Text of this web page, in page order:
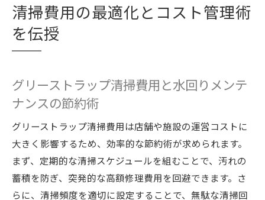
清掃費用の最適化とコスト管理術
を伝授
グリーストラップ清掃費用と水回りメンテ
ナンスの節約術
グリーストラップ清掃費用は店舗や施設の運営コストに
大きく影響するため、効率的な節約術が求められます。
まず、定期的な清掃スケジュールを組むことで、汚れの
蓄積を防ぎ、突発的な高額修理費用を回避できます。さ
らに、清掃頻度を適切に設定することで、無駄な清掃回